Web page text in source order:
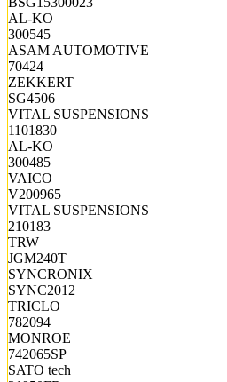
AL-KO
300545
ASAM AUTOMOTIVE
70424
ZEKKERT
SG4506
VITAL SUSPENSIONS
1101830
AL-KO
300485
VAICO
V200965
VITAL SUSPENSIONS
210183
TRW
JGM240T
SYNCRONIX
SYNC2012
TRICLO
782094
MONROE
742065SP
SATO tech